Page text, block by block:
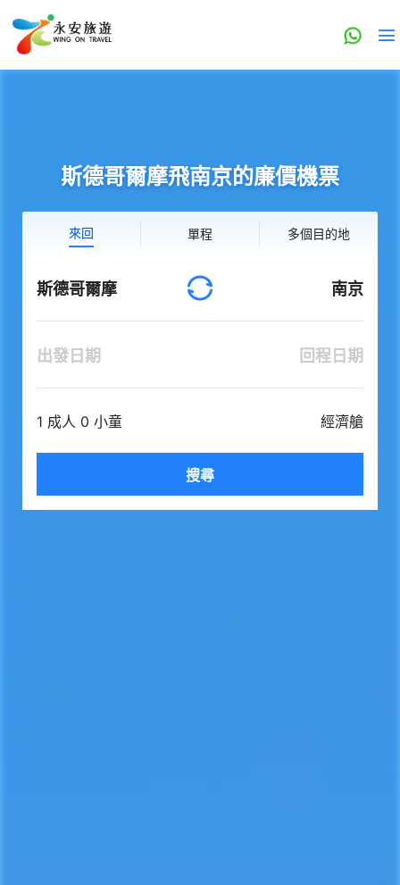
斯德哥爾摩飛南京的廉價機票
來回 單程 多個目的地
斯德哥爾摩 南京
出發日期 回程日期
1 成人 0 小童 經濟艙
搜尋